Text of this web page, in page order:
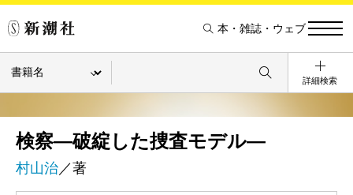
本・雑誌・ウェブ
詳細検索
検察―破綻した捜査モデル―
村山治／著